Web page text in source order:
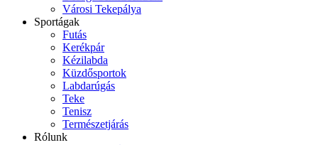
Városi Tekepálya
Sportágak
Futás
Kerékpár
Kézilabda
Küzdősportok
Labdarúgás
Teke
Tenisz
Természetjárás
Rólunk